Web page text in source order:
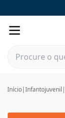
Início|Infantojuvenil |